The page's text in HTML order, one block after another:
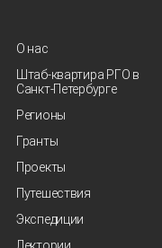
О нас
Штаб-квартира РГО в
Санкт‑Петербурге
Регионы
Гранты
Проекты
Путешествия
Экспедиции